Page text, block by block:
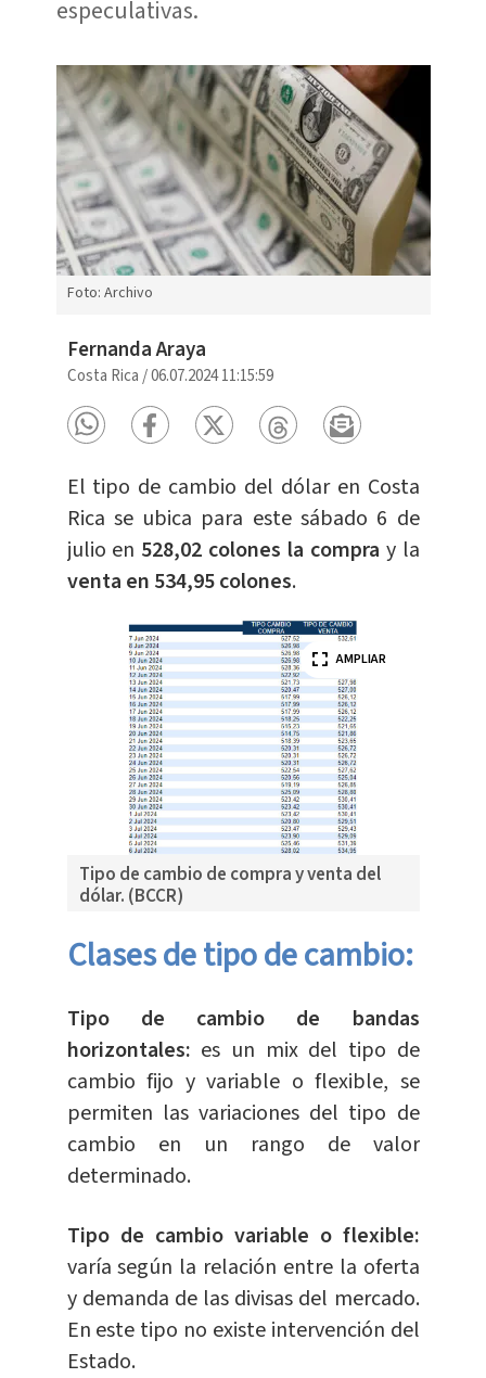
especulativas.
Foto: Archivo
Fernanda Araya
Costa Rica /06.07.2024 11:15:59
El tipo de cambio del dólar en Costa
Rica se ubica para este sábado 6 de
julio en 528,02 colones la compra y la
venta en 534,95 colones.
Tipo de cambio de compra y venta del
dólar. (BCCR)
AMPLIAR
Clases de tipo de cambio:
Tipo de cambio de bandas
horizontales: es un mix del tipo de
cambio fijo y variable o flexible, se
permiten las variaciones del tipo de
cambio en un rango de valor
determinado.
Tipo de cambio variable o flexible:
varía según la relación entre la oferta
y demanda de las divisas del mercado.
En este tipo no existe intervención del
Estado.